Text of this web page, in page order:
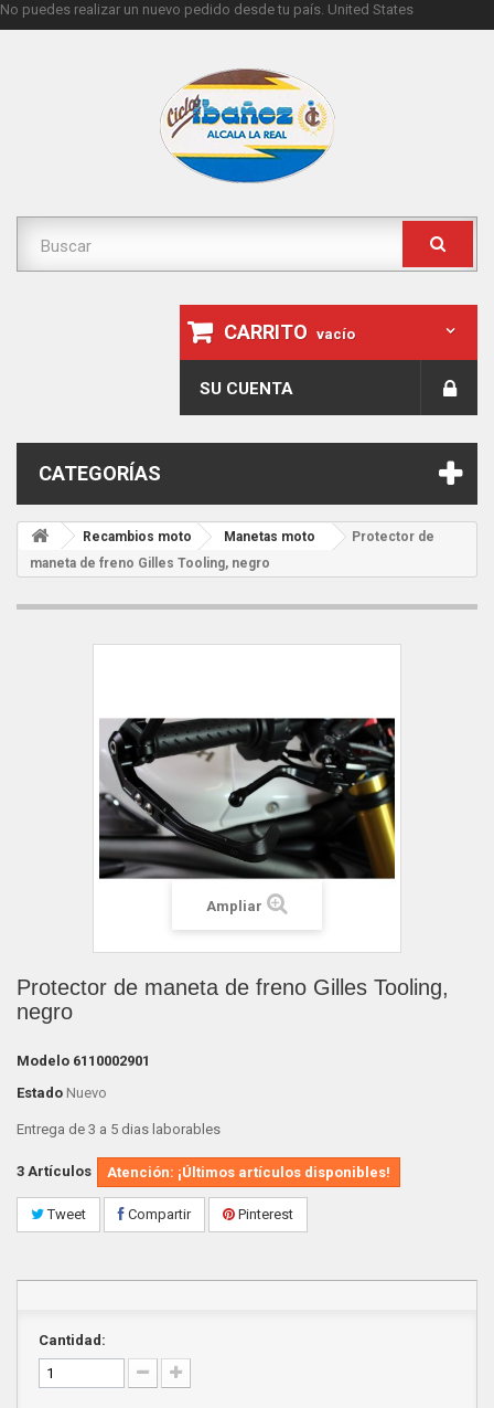
No puedes realizar un nuevo pedido desde tu país. United States
CARRITO vacío
SU CUENTA
CATEGORÍAS
Recambios moto Manetas moto
Protector de
maneta de freno Gilles Tooling, negro
Ampliar
Protector de maneta de freno Gilles Tooling,
negro
Modelo 6110002901
Estado Nuevo
Entrega de 3 a 5 dias laborables
3 Artículos Atención: ¡Últimos artículos disponibles!
Tweet Compartir Pinterest
Cantidad: